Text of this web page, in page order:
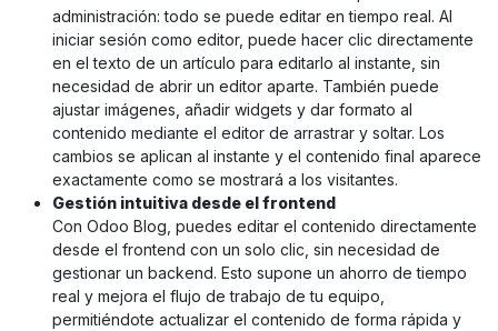
administración: todo se puede editar en tiempo real. Al
iniciar sesión como editor, puede hacer clic directamente
en el texto de un artículo para editarlo al instante, sin
necesidad de abrir un editor aparte. También puede
ajustar imágenes, añadir widgets y dar formato al
contenido mediante el editor de arrastrar y soltar. Los
cambios se aplican al instante y el contenido final aparece
exactamente como se mostrará a los visitantes.
Gestión intuitiva desde el frontend
Con Odoo Blog, puedes editar el contenido directamente
desde el frontend con un solo clic, sin necesidad de
gestionar un backend. Esto supone un ahorro de tiempo
real y mejora el flujo de trabajo de tu equipo,
permitiéndote actualizar el contenido de forma rápida y